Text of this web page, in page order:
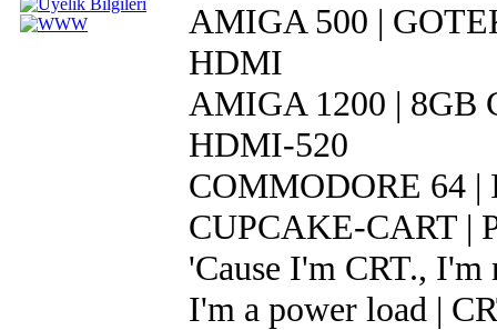
AMIGA 500 |
HDMI
AMIGA 1200 | 8GB
HDMI-520
COMMODORE 64 |
CUPCAKE-CART |
'Cause I'm CRT.,
I'm a power load |